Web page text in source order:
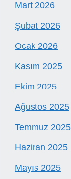
Mart 2026
Şubat 2026
Ocak 2026
Kasım 2025
Ekim 2025
Ağustos 2025
Temmuz 2025
Haziran 2025
Mayıs 2025